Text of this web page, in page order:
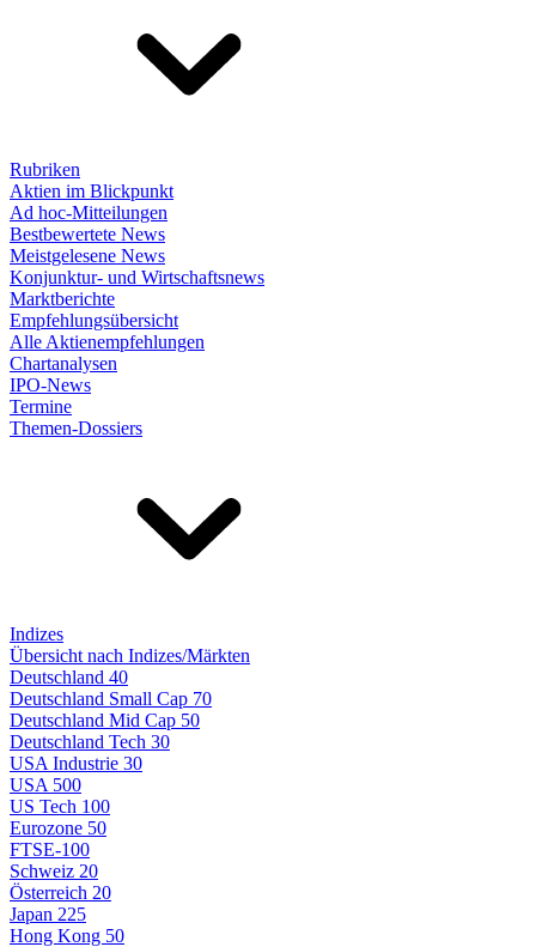
Rubriken
Aktien im Blickpunkt
Ad hoc-Mitteilungen
Bestbewertete News
Meistgelesene News
Konjunktur- und Wirtschaftsnews
Marktberichte
Empfehlungsübersicht
Alle Aktienempfehlungen
Chartanalysen
IPO-News
Termine
Themen-Dossiers
Indizes
Übersicht nach Indizes/Märkten
Deutschland 40
Deutschland Small Cap 70
Deutschland Mid Cap 50
Deutschland Tech 30
USA Industrie 30
USA 500
US Tech 100
Eurozone 50
FTSE-100
Schweiz 20
Österreich 20
Japan 225
Hong Kong 50